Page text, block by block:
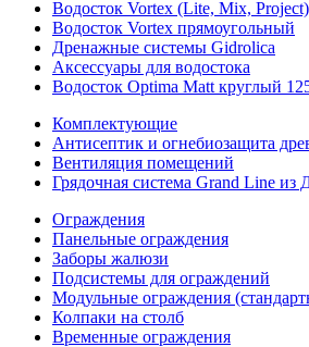
Водосток Vortex (Lite, Mix, Project)
Водосток Vortex прямоугольный
Дренажные системы Gidrolica
Аксессуары для водостока
Водосток Optima Matt круглый
Комплектующие
Антисептик и огнебиозащита
Вентиляция помещений
Грядочная система Grand Line
Ограждения
Панельные ограждения
Заборы жалюзи
Подсистемы для ограждений
Модульные ограждения
Колпаки на столб
Временные ограждения